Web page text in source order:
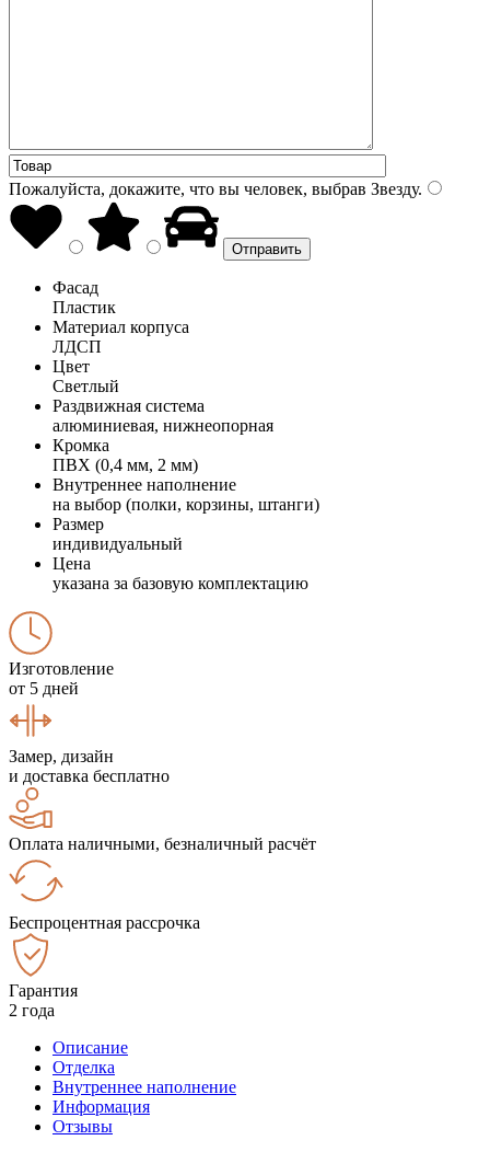
Пожалуйста, докажите, что вы человек, выбрав Звезду.
Фасад
Пластик
Материал корпуса
ЛДСП
Цвет
Светлый
Раздвижная система
алюминиевая, нижнеопорная
Кромка
ПВХ (0,4 мм, 2 мм)
Внутреннее наполнение
на выбор (полки, корзины, штанги)
Размер
индивидуальный
Цена
указана за базовую комплектацию
Изготовление
от 5 дней
Замер, дизайн
и доставка бесплатно
Оплата наличными, безналичный расчёт
Беспроцентная рассрочка
Гарантия
2 года
Описание
Отделка
Внутреннее наполнение
Информация
Отзывы